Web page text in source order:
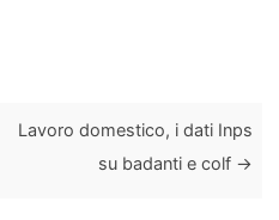
Lavoro domestico, i dati Inps
su badanti e colf →